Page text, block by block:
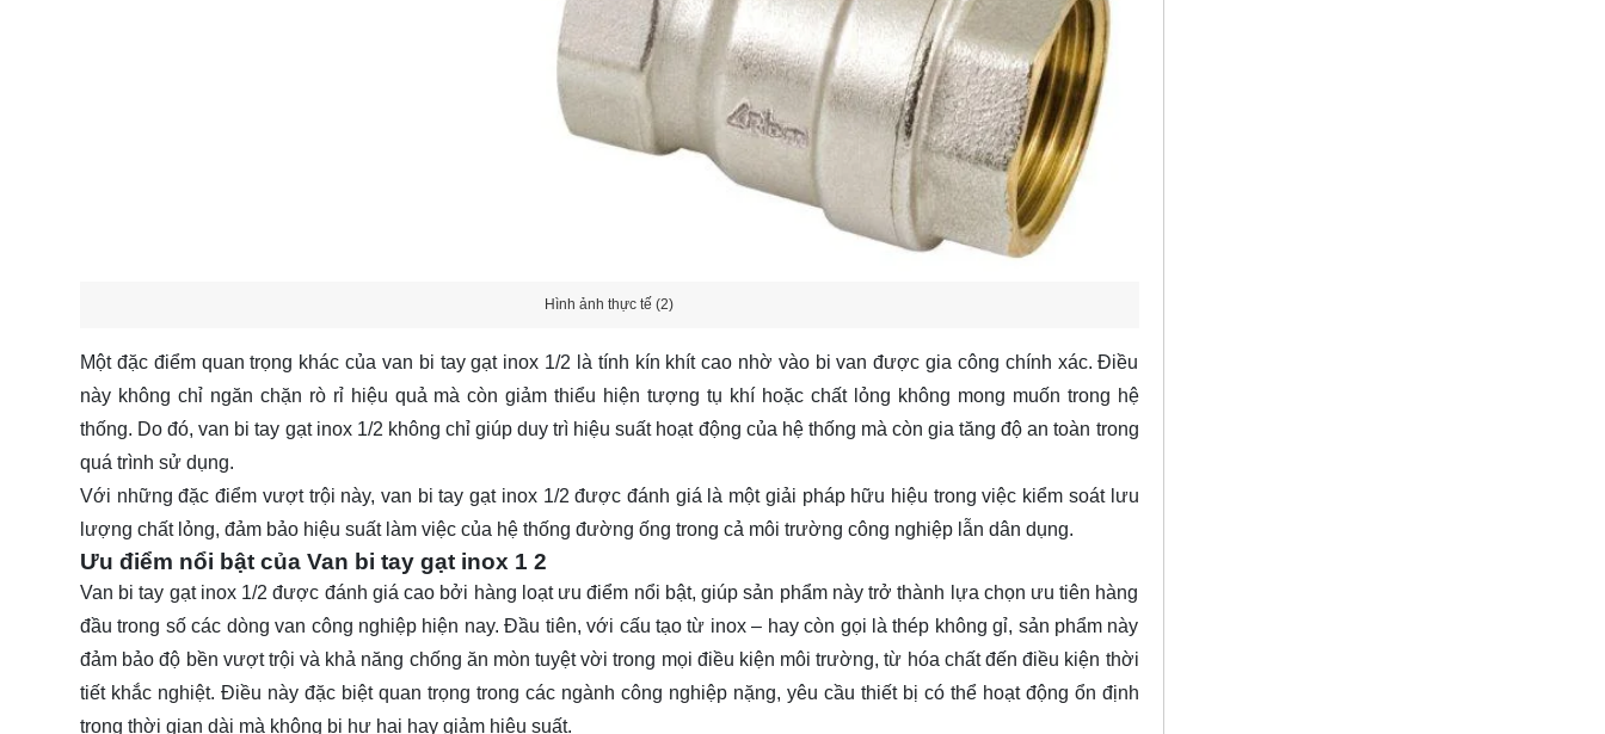
Hình ảnh thực tế (2)
Một đặc điểm quan trọng khác của van bi tay gạt inox 1/2 là tính kín khít cao nhờ vào bi van được gia công chính xác. Điều
này không chỉ ngăn chặn rò rỉ hiệu quả mà còn giảm thiểu hiện tượng tụ khí hoặc chất lỏng không mong muốn trong hệ
thống. Do đó, van bi tay gạt inox 1/2 không chỉ giúp duy trì hiệu suất hoạt động của hệ thống mà còn gia tăng độ an toàn trong
quá trình sử dụng.
Với những đặc điểm vượt trội này, van bi tay gạt inox 1/2 được đánh giá là một giải pháp hữu hiệu trong việc kiểm soát lưu
lượng chất lỏng, đảm bảo hiệu suất làm việc của hệ thống đường ống trong cả môi trường công nghiệp lẫn dân dụng.
Ưu điểm nổi bật của Van bi tay gạt inox 1 2
Van bi tay gạt inox 1/2 được đánh giá cao bởi hàng loạt ưu điểm nổi bật, giúp sản phẩm này trở thành lựa chọn ưu tiên hàng
đầu trong số các dòng van công nghiệp hiện nay. Đầu tiên, với cấu tạo từ inox – hay còn gọi là thép không gỉ, sản phẩm này
đảm bảo độ bền vượt trội và khả năng chống ăn mòn tuyệt vời trong mọi điều kiện môi trường, từ hóa chất đến điều kiện thời
tiết khắc nghiệt. Điều này đặc biệt quan trọng trong các ngành công nghiệp nặng, yêu cầu thiết bị có thể hoạt động ổn định
trong thời gian dài mà không bị hư hại hay giảm hiệu suất.